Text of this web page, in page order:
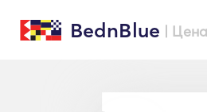
BednBlue |